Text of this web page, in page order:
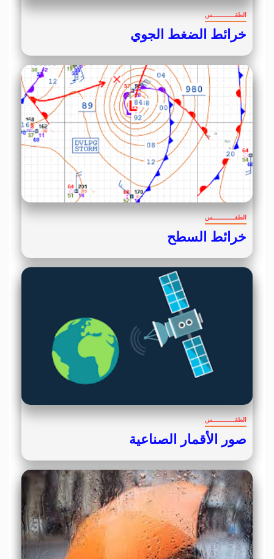
الطقــــــــــــس
خرائط الضغط الجوي
الطقــــــــــــس
خرائط السطح
الطقــــــــــــس
صور الأقمار الصناعية